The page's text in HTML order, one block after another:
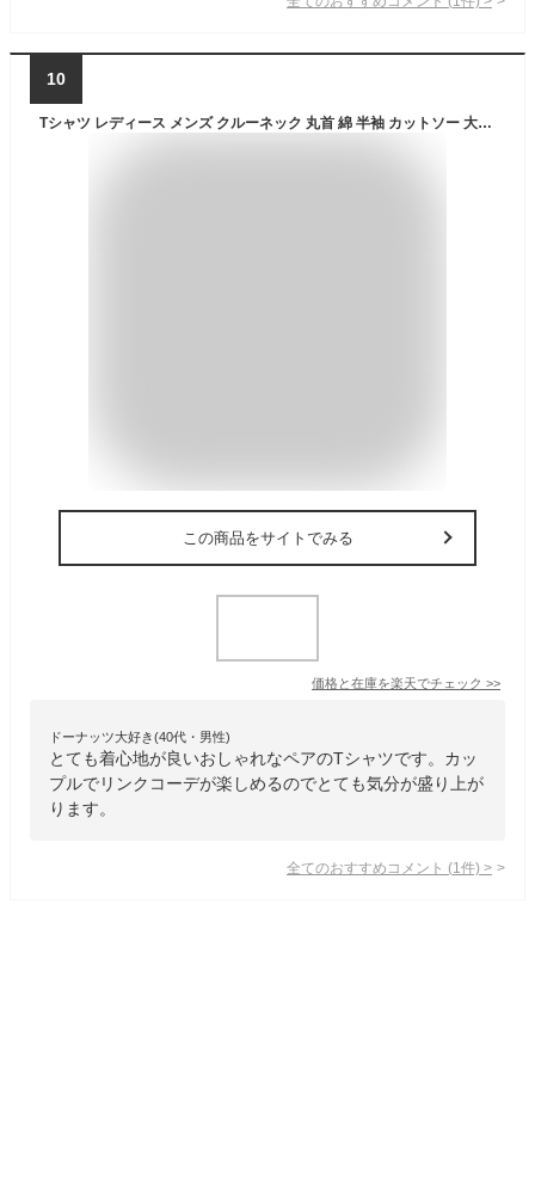
10
Tシャツ レディース メンズ クルーネック 丸首 綿 半袖 カットソー 大人かわいい オシャレ かっこいい ペア カップル おそろ リンクコーデ 韓国 Korea 犬 プリント プリントTシャツ スピッツ かわいい 可愛い おしゃれ オシャレ シンプル 癒され
この商品をサイトでみる
価格と在庫を楽天でチェック >>
ドーナッツ大好き(40代・男性)
とても着心地が良いおしゃれなペアのTシャツです。カッ
プルでリンクコーデが楽しめるのでとても気分が盛り上が
ります。
全てのおすすめコメント (1 件) >